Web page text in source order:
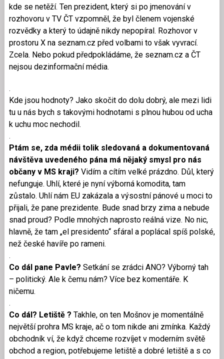
kde se netěží. Ten prezident, který si po jmenování v
rozhovoru v TV ČT vzpomněl, že byl členem vojenské
rozvědky a který to údajně nikdy nepopíral. Rozhovor v
prostoru X na seznam.cz před volbami to však vyvrací.
Zcela. Nebo pokud předpokládáme, že seznam.cz a ČT
nejsou dezinformační média.
Kde jsou hodnoty? Jako skočit do dolu dobrý, ale mezi lidi
tu u nás bych s takovými hodnotami s plnou hubou od ucha
k uchu moc nechodil.
Ptám se, zda médii tolik sledovaná a dokumentovaná
návštěva uvedeného pána má nějaký smysl pro nás
občany v MS kraji? Vidím a cítím velké prázdno. Důl, který
nefunguje. Uhlí, které je nyní výborná komodita, tam
zůstalo. Uhlí nám EU zakázala a výsostní pánové u moci to
přijali, že pane prezidente. Bude snad brzy zima a nebude
snad proud? Podle mnohých naprosto reálná vize. No nic,
hlavně, že tam „el presidento“ sfáral a poplácal spíš polské,
než české havíře po rameni.
Co dál pane Pavle? Setkání se zrádci ANO? Výborný tah
– politický. Ale k čemu nám? Více bez komentáře. K
ničemu.
Co dál? Letiště ? Takhle, on ten Mošnov je momentálně
největší prohra MS kraje, ač o tom nikde ani zmínka. Každý
obchodník ví, že když chceme rozvíjet v moderním světě
obchod a region, potřebujeme letiště a dobré letiště a s co